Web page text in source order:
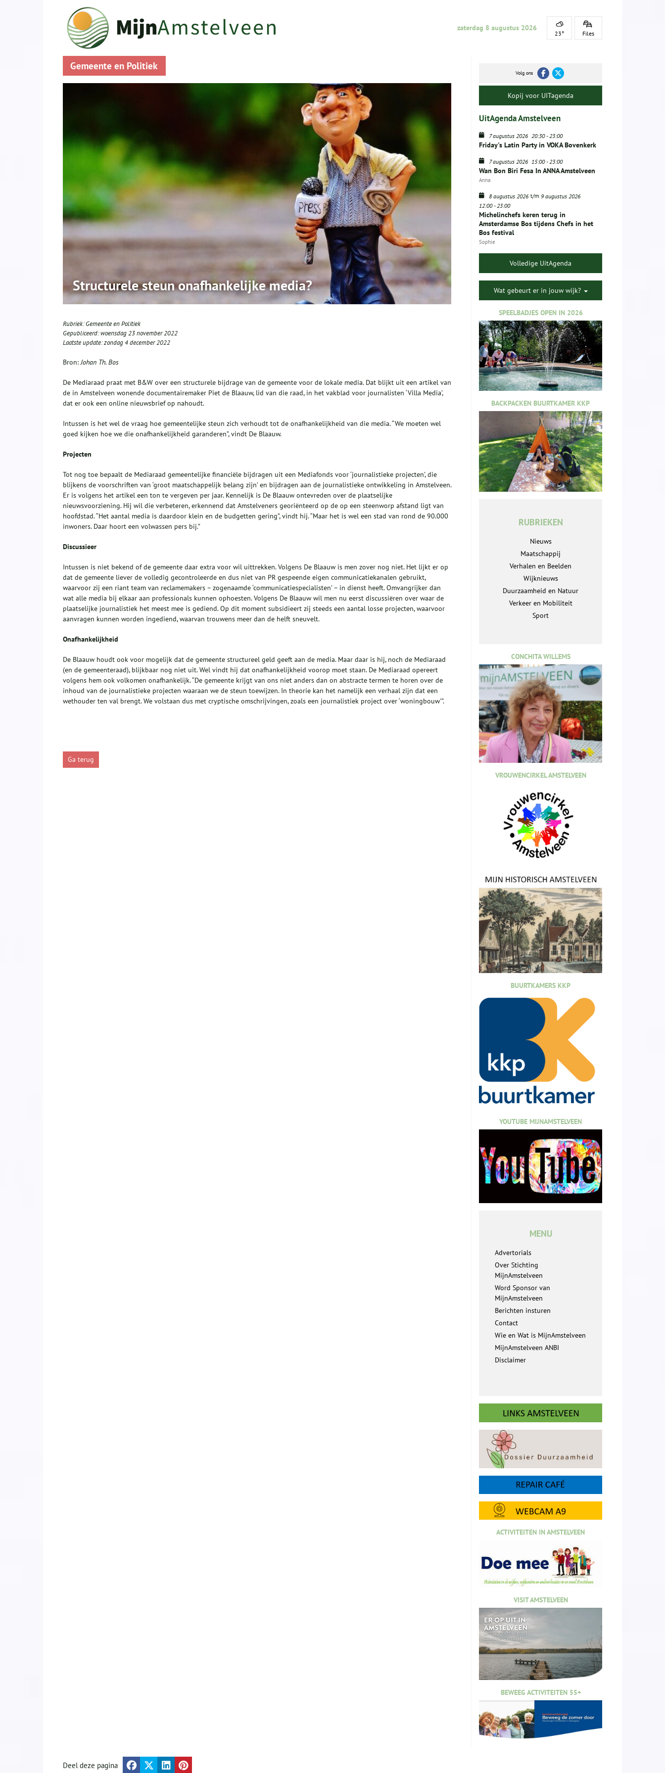
zaterdag 8 augustus 2026
23° Files
Gemeente en Politiek
Structurele steun onafhankelijke media?
Rubriek:Gemeente en Politiek
Gepubliceerd:woensdag 23 november 2022
Laatste update:zondag 4 december 2022
Bron:Johan Th. Bos
De Mediaraad praat met B&W over een structurele bijdrage van de gemeente voor de lokale media. Dat blijkt uit een artikel van
de in Amstelveen wonende documentairemaker Piet de Blaauw, lid van die raad, in het vakblad voor journalisten ‘Villa Media’,
dat er ook een online nieuwsbrief op nahoudt.
Intussen is het wel de vraag hoe gemeentelijke steun zich verhoudt tot de onafhankelijkheid van die media. “We moeten wel
goed kijken hoe we die onafhankelijkheid garanderen”, vindt De Blaauw.
Projecten
Tot nog toe bepaalt de Mediaraad gemeentelijke financiële bijdragen uit een Mediafonds voor ‘journalistieke projecten’, die
blijkens de voorschriften van ‘groot maatschappelijk belang zijn’ en bijdragen aan de journalistieke ontwikkeling in Amstelveen.
Er is volgens het artikel een ton te vergeven per jaar. Kennelijk is De Blaauw ontevreden over de plaatselijke
nieuwsvoorziening. Hij wil die verbeteren, erkennend dat Amstelveners georiënteerd op de op een steenworp afstand ligt van
hoofdstad. “Het aantal media is daardoor klein en de budgetten gering”, vindt hij. “Maar het is wel een stad van rond de 90.000
inwoners. Daar hoort een volwassen pers bij.”
Discussieer
Intussen is niet bekend of de gemeente daar extra voor wil uittrekken. Volgens De Blaauw is men zover nog niet. Het lijkt er op
dat de gemeente liever de volledig gecontroleerde en dus niet van PR gespeende eigen communicatiekanalen gebruikt,
waarvoor zij een riant team van reclamemakers – zogenaamde ‘communicatiespecialisten’ – in dienst heeft. Omvangrijker dan
wat alle media bij elkaar aan professionals kunnen ophoesten. Volgens De Blaauw wil men nu eerst discussiëren over waar de
plaatselijke journalistiek het meest mee is gediend. Op dit moment subsidieert zij steeds een aantal losse projecten, waarvoor
aanvragen kunnen worden ingediend, waarvan trouwens meer dan de helft sneuvelt.
Onafhankelijkheid
De Blaauw houdt ook voor mogelijk dat de gemeente structureel geld geeft aan de media. Maar daar is hij, noch de Mediaraad
(en de gemeenteraad), blijkbaar nog niet uit. Wel vindt hij dat onafhankelijkheid voorop moet staan. De Mediaraad opereert
volgens hem ook volkomen onafhankelijk. “De gemeente krijgt van ons niet anders dan on abstracte termen te horen over de
inhoud van de journalistieke projecten waaraan we de steun toewijzen. In theorie kan het namelijk een verhaal zijn dat een
wethouder ten val brengt. We volstaan dus met cryptische omschrijvingen, zoals een journalistiek project over ‘woningbouw'”.
Ga terug
Volg ons
Kopij voor UITagenda
UitAgenda Amstelveen
7 augustus 2026 20:30-23:00
Friday's Latin Party in VOKA Bovenkerk
7 augustus 2026 15:00-23:00
Wan Bon Biri Fesa In ANNA Amstelveen
Anna
8 augustus 2026 t/m 9 augustus 2026
12:00-23:00
Michelinchefs keren terug in
Amsterdamse Bos tijdens Chefs in het
Bos festival
Sophie
Volledige UitAgenda
Wat gebeurt er in jouw wijk?
SPEELBADJES OPEN IN 2026
BACKPACKEN BUURTKAMER KKP
RUBRIEKEN
Nieuws
Maatschappij
Verhalen en Beelden
Wijknieuws
Duurzaamheid en Natuur
Verkeer en Mobiliteit
Sport
CONCHITA WILLEMS
VROUWENCIRKEL AMSTELVEEN
BUURTKAMERS KKP
YOUTUBE MIJNAMSTELVEEN
MENU
Advertorials
Over Stichting
MijnAmstelveen
Word Sponsor van
MijnAmstelveen
Berichten insturen
Contact
Wie en Wat is MijnAmstelveen
MijnAmstelveen ANBI
Disclaimer
ACTIVITEITEN IN AMSTELVEEN
VISIT AMSTELVEEN
BEWEEG ACTIVITEITEN 55+
Deel deze pagina